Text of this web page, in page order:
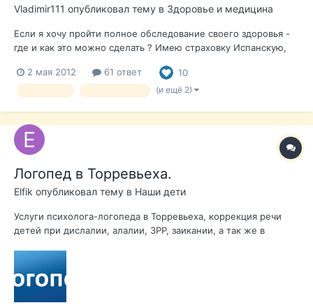
Vladimir111 опубликовал тему в Здоровье и медицина
Если я хочу пройти полное обследование своего здоровья -
где и как это можно сделать ? Имею страховку Испанскую,
как можно за ранее пройти для профилактики и понять
насколько я укрепил свое здоровье даже в Сибири ?
2 мая 2012 61 ответ 10
(и ещё 2)
Логопед в Торревьеха.
Elfik опубликовал тему в Наши дети
Услуги психолога-логопеда в Торревьеха, коррекция речи
детей при дислалии, алалии, ЗРР, заикании, а так же в
адресу : Calle Pedro Lorca. Удобно заниматься с ребенком,
пока родители тренируютс...